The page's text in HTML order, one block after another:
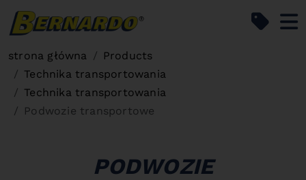
strona główna
Products
Technika transportowania
Technika transportowania
Podwozie transportowe
PODWOZIE